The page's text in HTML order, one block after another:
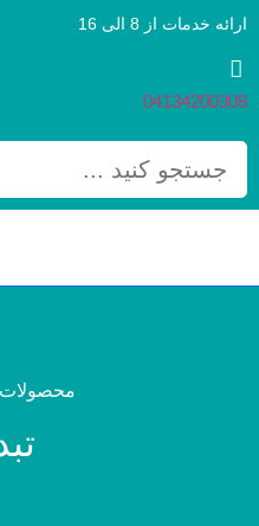
ارائه خدمات از 8 الی 16
04134200308
محصولات